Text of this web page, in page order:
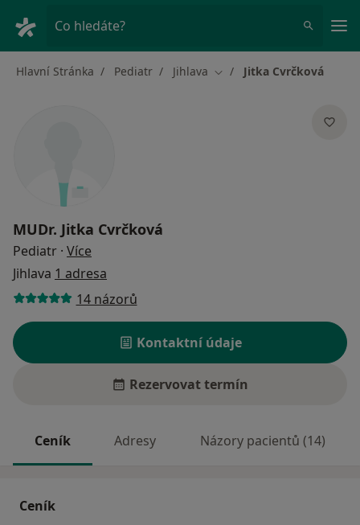
Co hledáte?
Hlavní Stránka Pediatr Jihlava Změna města
Jitka Cvrčková
MUDr. Jitka Cvrčková
Pediatr · Více
Jihlava 1 adresa
14 názorů
Kontaktní údaje
Rezervovat termín
Ceník Adresy Názory pacientů (14)
Ceník